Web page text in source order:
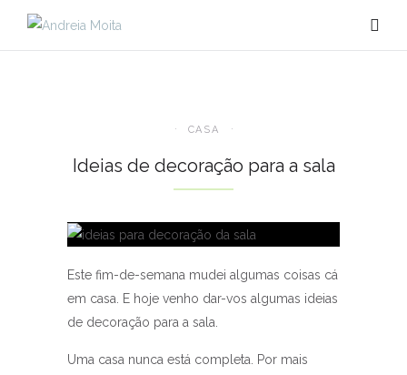
CASA
Ideias de decoração para a sala
Este fim-de-semana mudei algumas coisas cá
em casa. E hoje venho dar-vos algumas ideias
de decoração para a sala.
Uma casa nunca está completa. Por mais